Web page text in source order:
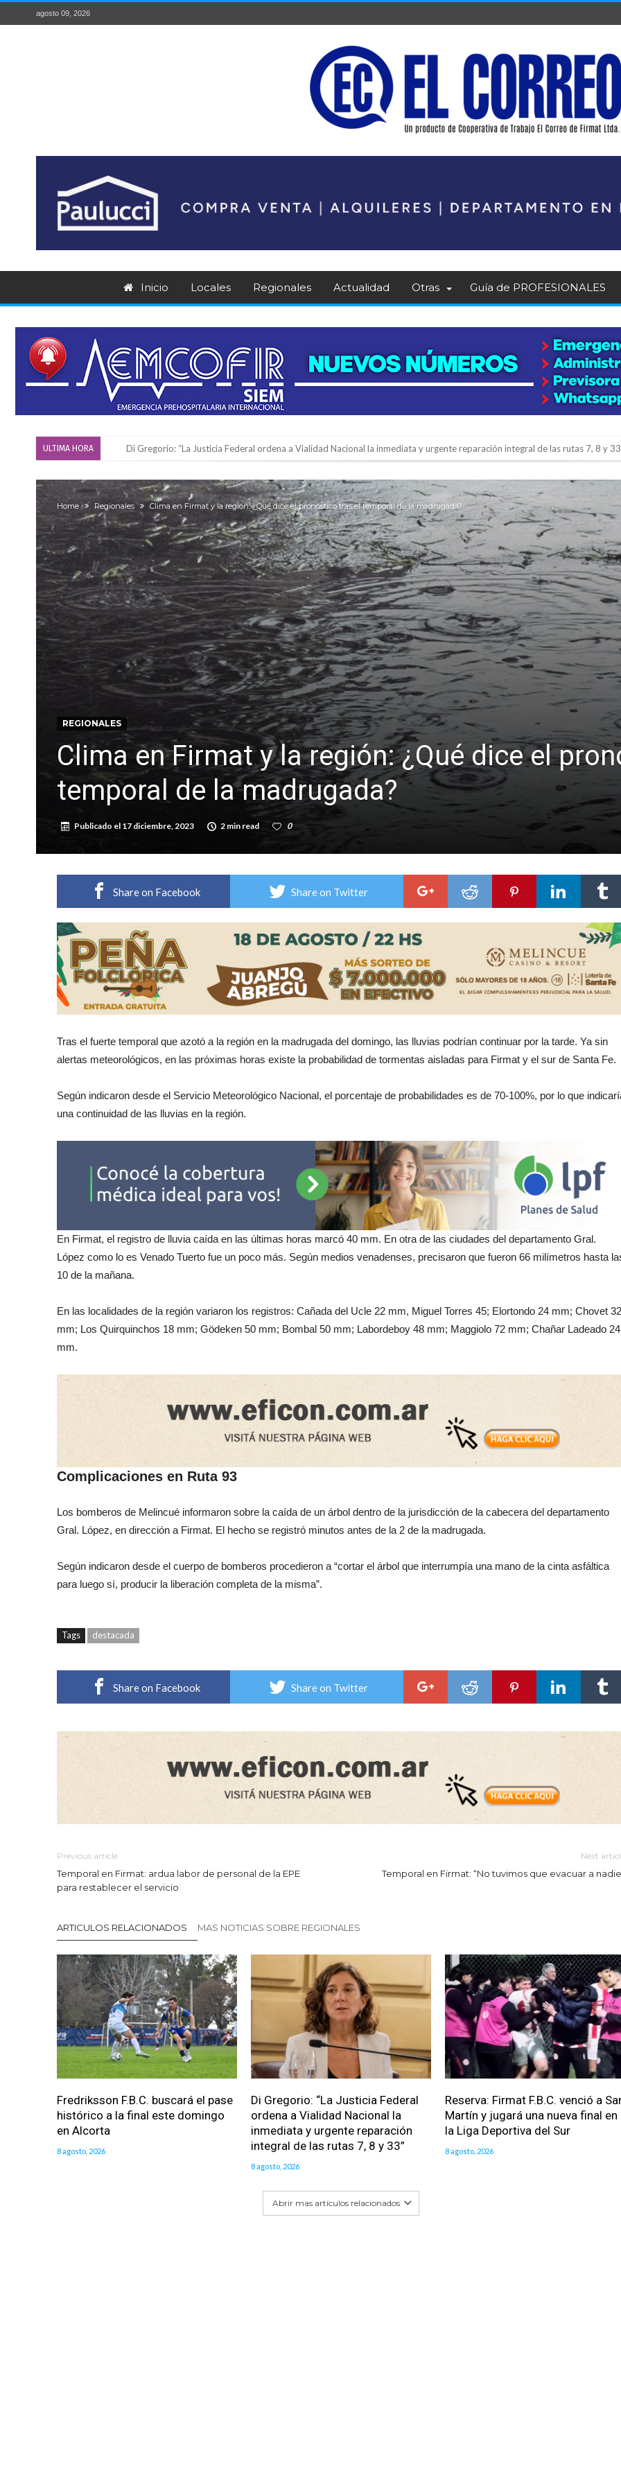
agosto 09, 2026
Inicio Locales Regionales Actualidad Otras Guía de PROFESIONALES
ULTIMA HORA Di Gregorio: “La Justicia Federal ordena a Vialidad Nacional la inmediata y urgente reparación integral de las rutas 7, 8 y
Firmat también tomó posición respecto a la ley de tierras
“La medicina nos salvó”: la emotiva historia de la firmatense que se recibió de médica y se reencontró con el doctor que
Firmat será sede del segundo Torneo Regional de Básquet 3×3 Inclusivo
Vassalli: en potencial y con fechas diferidas, la empresa reformula sus anuncios a los trabajadores
Firmat: avanza la investigación de dos empleadas del Juzgado de Faltas por presuntas irregularidades
Villada: el viento provocó el desprendimiento del techo del galpón del ferrocarril
Violento robo en la zona rural de Firmat: maniataron a una pareja de adultos mayores
Colecta solidaria de juguetes en Firmat para el EPI y el Hospital Vilela
Home Regionales Clima en Firmat y la región: ¿Qué dice el pronóstico tras el temporal de la madrugada?
REGIONALES
Clima en Firmat y la región: ¿Qué dice el
temporal de la madrugada?
Publicado el 17 diciembre, 2023 2 min read 0
Share on Facebook Share on Twitter
Tras el fuerte temporal que azotó a la región en la madrugada del domingo, las lluvias podrían continuar por la tarde. Ya sin
alertas meteorológicos, en las próximas horas existe la probabilidad de tormentas aisladas para Firmat y el sur de Santa Fe.
Según indicaron desde el Servicio Meteorológico Nacional, el porcentaje de probabilidades es de 70-100%, por lo que
una continuidad de las lluvias en la región.
En Firmat, el registro de lluvia caída en las últimas horas marcó 40 mm. En otra de las ciudades del departamento Gral.
López como lo es Venado Tuerto fue un poco más. Según medios venadenses, precisaron que fueron 66 milímetros hasta
10 de la mañana.
En las localidades de la región variaron los registros: Cañada del Ucle 22 mm, Miguel Torres 45; Elortondo 24 mm; Chovet 32
mm; Los Quirquinchos 18 mm; Gödeken 50 mm; Bombal 50 mm; Labordeboy 48 mm; Maggiolo 72 mm; Chañar Ladeado 24
mm.
Complicaciones en Ruta 93
Los bomberos de Melincué informaron sobre la caída de un árbol dentro de la jurisdicción de la cabecera del departamento
Gral. López, en dirección a Firmat. El hecho se registró minutos antes de la 2 de la madrugada.
Según indicaron desde el cuerpo de bomberos procedieron a “cortar el árbol que interrumpía una mano de la cinta asfáltica
para luego sí, producir la liberación completa de la misma”.
Tags destacada
Share on Facebook Share on Twitter
Previous article
Temporal en Firmat: ardua labor de personal de la EPE
para restablecer el servicio
Next
Temporal en Firmat: “No tuvimos que evacuar a
ARTICULOS RELACIONADOS MAS NOTICIAS SOBRE REGIONALES
Fredriksson F.B.C. buscará el pase
histórico a la final este domingo
en Alcorta
8 agosto, 2026
Di Gregorio: “La Justicia Federal
ordena a Vialidad Nacional la
inmediata y urgente reparación
integral de las rutas 7, 8 y 33”
8 agosto, 2026
Reserva: Firmat F.B.C. venció a
Martín y jugará una nueva final en
la Liga Deportiva del Sur
8 agosto, 2026
Abrir mas artículos relacionados